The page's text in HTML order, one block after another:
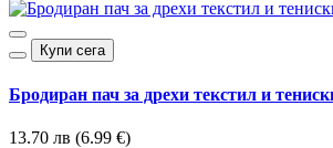
Купи сега
Бродиран пач за дрехи текстил и
13.70 лв (6.99 €)